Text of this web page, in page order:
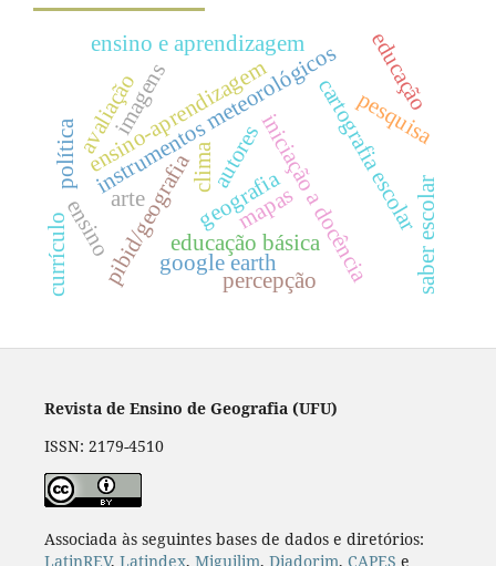
clima
ensino-aprendizagem
instrumentos meteorológicos
pibid/geografia iniciação a docência
educação básica
geografia cartografia escolar
ensino e aprendizagem
google earth
ensino
pesquisa
educação
política
imagens
autores
saber escolar
avaliação
arte mapas
percepção
currículo
Revista de Ensino de Geografia (UFU)
ISSN: 2179-4510
Associada às seguintes bases de dados e diretórios:
LatinREV, Latindex, Miguilim, Diadorim, CAPES e